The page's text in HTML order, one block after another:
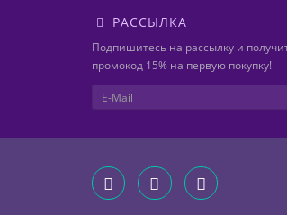
РАССЫЛКА
Подпишитесь на рассылку и
промокод 15% на первую покупку!